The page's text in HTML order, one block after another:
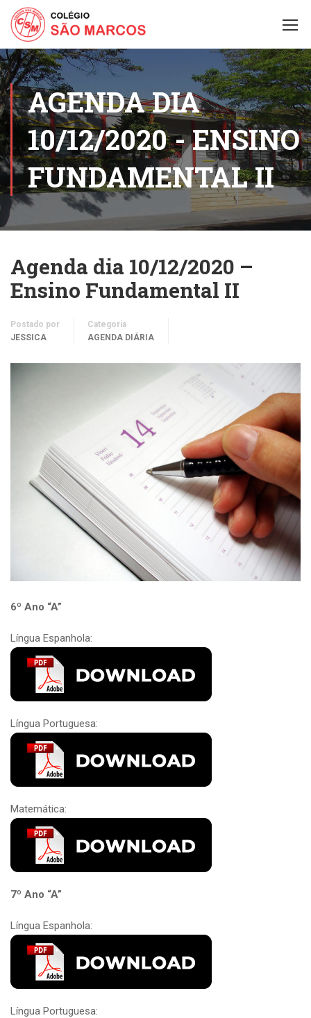
AGENDA DIA
10/12/2020 - ENSINO
FUNDAMENTAL II
Agenda dia 10/12/2020 –
Ensino Fundamental II
Postado por
JESSICA
Categoria
AGENDA DIÁRIA
6º Ano “A”
Língua Espanhola:
Língua Portuguesa:
Matemática:
7º Ano “A”
Língua Espanhola:
Língua Portuguesa: